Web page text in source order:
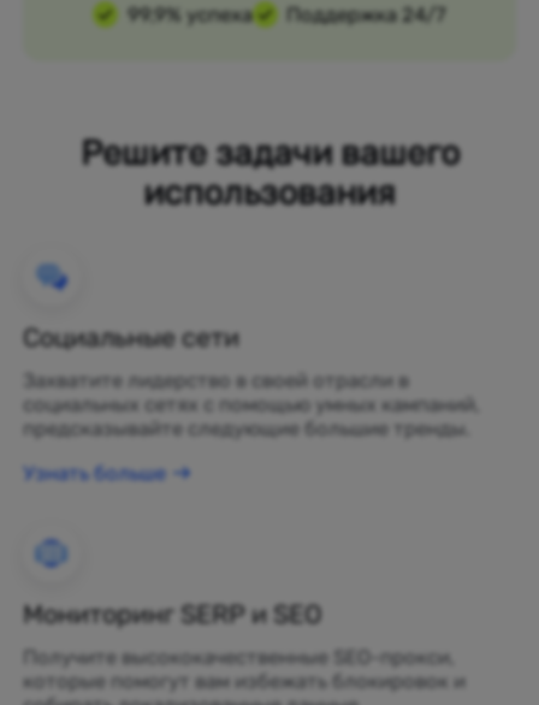
99,9% успеха
Поддержка 24/7
Решите задачи вашего
использования
Социальные сети
Захватите лидерство в своей отрасли в
социальных сетях с помощью умных кампаний,
предсказывайте следующие большие тренды.
Узнать больше
Мониторинг SERP и SEO
Получите высококачественные SEO-прокси,
которые помогут вам избежать блокировок и